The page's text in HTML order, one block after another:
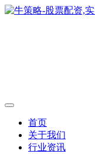
首页
关于我们
行业资讯